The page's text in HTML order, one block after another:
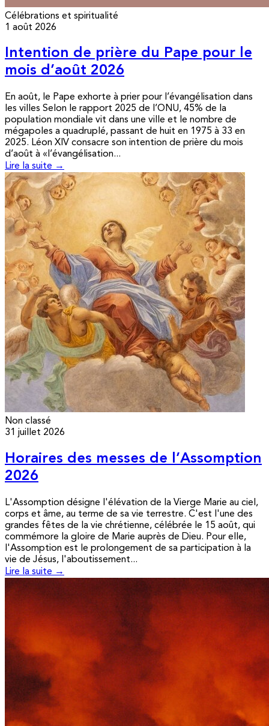
Célébrations et spiritualité
1 août 2026
Intention de prière du Pape pour le
mois d’août 2026
En août, le Pape exhorte à prier pour l’évangélisation dans
les villes Selon le rapport 2025 de l’ONU, 45% de la
population mondiale vit dans une ville et le nombre de
mégapoles a quadruplé, passant de huit en 1975 à 33 en
2025. Léon XIV consacre son intention de prière du mois
d’août à «l’évangélisation...
Lire la suite →
Non classé
31 juillet 2026
Horaires des messes de l’Assomption
2026
L'Assomption désigne l'élévation de la Vierge Marie au ciel,
corps et âme, au terme de sa vie terrestre. C'est l'une des
grandes fêtes de la vie chrétienne, célébrée le 15 août, qui
commémore la gloire de Marie auprès de Dieu. Pour elle,
l'Assomption est le prolongement de sa participation à la
vie de Jésus, l'aboutissement...
Lire la suite →